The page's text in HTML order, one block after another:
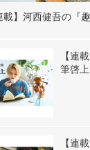
載】河西健吾の『
【連
筆啓上
【連